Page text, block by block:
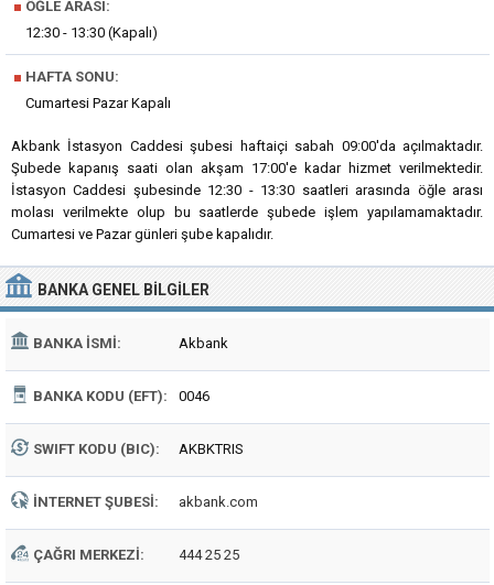
■ ÖĞLE ARASI:
12:30 - 13:30 (Kapalı)
■ HAFTA SONU:
Cumartesi Pazar Kapalı
Akbank İstasyon Caddesi şubesi haftaiçi sabah 09:00'da açılmaktadır.
Şubede kapanış saati olan akşam 17:00'e kadar hizmet verilmektedir.
İstasyon Caddesi şubesinde 12:30 - 13:30 saatleri arasında öğle arası
molası verilmekte olup bu saatlerde şubede işlem yapılamamaktadır.
Cumartesi ve Pazar günleri şube kapalıdır.
BANKA GENEL BILGILER
BANKA İSMI: Akbank
BANKA KODU (EFT): 0046
SWIFT KODU (BIC): AKBKTRIS
İNTERNET ŞUBESI: akbank.com
ÇAĞRI MERKEZI: 444 25 25